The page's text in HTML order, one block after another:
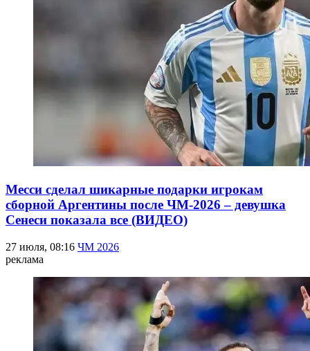
Месси сделал шикарные подарки игрокам
сборной Аргентины после ЧМ-2026 – девушка
Сенеси показала все (ВИДЕО)
27 июля, 08:16 ЧМ 2026
реклама